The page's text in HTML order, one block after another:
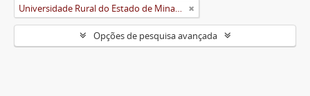
Universidade Rural do Estado de Minas Gerais (Uremg)
Opções de pesquisa avançada